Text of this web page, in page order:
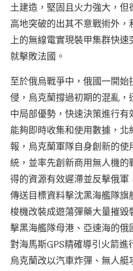
土建造，堅固且火力強大，
高地突破的出其不意戰術外
上的無線電實現裝甲集群快
就擊敗法國。
至於俄烏戰爭中，俄國一開
侵，烏克蘭撐過初期的混亂
中局部優勢，快速決策進行
能夠即時收集和使用數據，
報，烏克蘭軍隊自身創新的
統，並率先創新商用無人機
得的資源有效遲滯並反擊俄
傳送目標資料擊沈黑海艦隊
梭機改裝成遊蕩彈藥大量摧
擊黑海艦隊母港、亞速海的
對海馬斯GPS精確導引火箭進
烏克蘭改以汽車炸彈、無人